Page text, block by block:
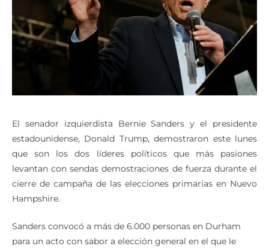
estadounidense, Donald Trump, demostraron este lunes
que son los dos líderes políticos que más pasiones
levantan con sendas demostraciones de fuerza durante el
cierre de campaña de las elecciones primarias en Nuevo
Hampshire.
para un acto con sabor a elección general en el que le
apoyaron la congresista Alexandria Ocasio-Cortez, la